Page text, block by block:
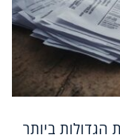
ביותר